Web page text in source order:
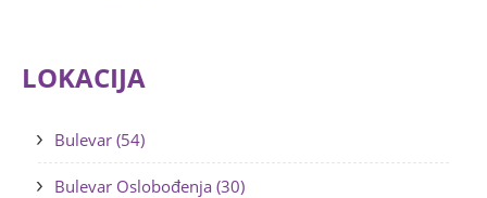
LOKACIJA
Bulevar (54)
Bulevar Oslobođenja (30)